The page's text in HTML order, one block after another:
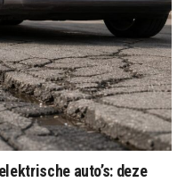
auto’s: deze